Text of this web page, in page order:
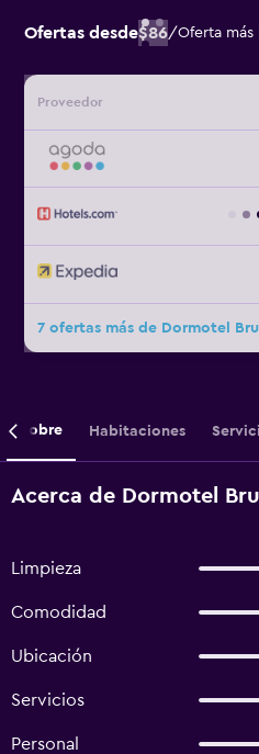
Ofertas desde$86/Oferta
Proveedor
7 ofertas más de Dormotel
Sobre Habitaciones
Acerca de Dormotel
Limpieza
Comodidad
Ubicación
Servicios
Personal